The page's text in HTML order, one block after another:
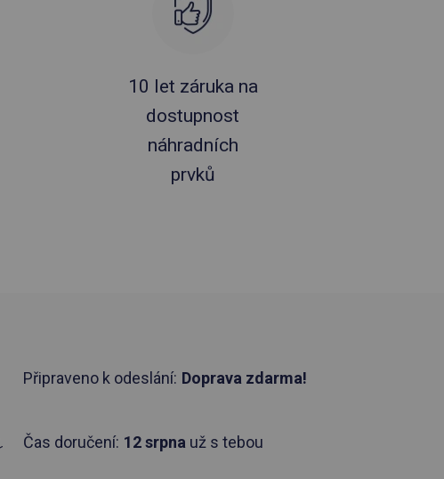
10 let záruka na
dostupnost
náhradních
prvků
Připraveno k odeslání: Doprava zdarma!
Čas doručení: 12 srpna už s tebou